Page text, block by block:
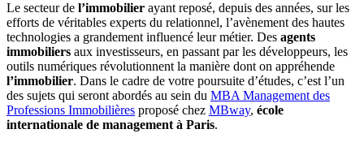
Le secteur de l’immobilier ayant reposé, depuis des années, sur les
efforts de véritables experts du relationnel, l’avènement des hautes
technologies a grandement influencé leur métier. Des agents
immobiliers aux investisseurs, en passant par les développeurs, les
outils numériques révolutionnent la manière dont on appréhende
l’immobilier. Dans le cadre de votre poursuite d’études, c’est l’un
des sujets qui seront abordés au sein du MBA Management des
Professions Immobilières proposé chez MBway, école
internationale de management à Paris.